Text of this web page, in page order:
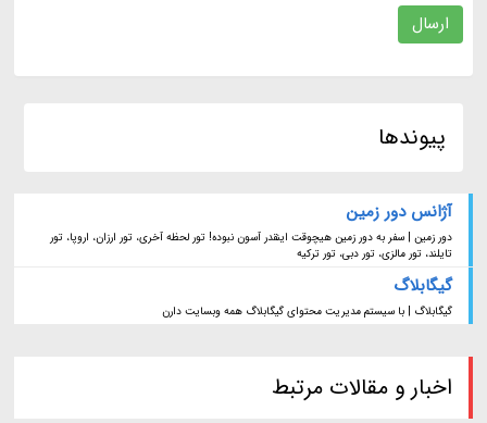
ارسال
پیوندها
آژانس دور زمین
دور زمین | سفر به دور زمین هیچوقت اینقدر آسون نبوده! تور لحظه آخری، تور ارزان، اروپا، تور
تایلند، تور مالزی، تور دبی، تور ترکیه
گیگابلاگ
گیگابلاگ | با سیستم مدیریت محتوای گیگابلاگ همه وبسایت دارن
اخبار و مقالات مرتبط